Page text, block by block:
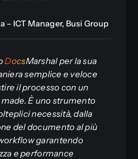
– ICT Manager, Busi Group
DocsMarshal per la sua
semplice e veloce
il processo con un
È uno strumento
necessità, dalla
del documento al più
garantendo
e performance